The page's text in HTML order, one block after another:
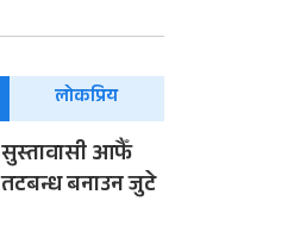
लोकप्रिय
सुस्तावासी आफैँ
तटबन्ध बनाउन जुटे